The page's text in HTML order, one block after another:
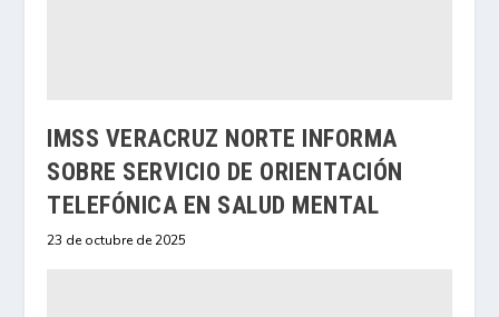
IMSS VERACRUZ NORTE INFORMA
SOBRE SERVICIO DE ORIENTACIÓN
TELEFÓNICA EN SALUD MENTAL
23 de octubre de 2025